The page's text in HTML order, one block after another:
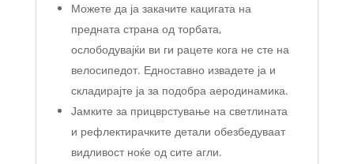
Можете да ја закачите кацигата на
предната страна од торбата,
ослободувајќи ви ги рацете кога не сте на
велосипедот. Едноставно извадете ја и
складирајте ја за подобра аеродинамика.
Јамките за прицврстување на светлината
и рефлектирачките детали обезбедуваат
видливост ноќе од сите агли.